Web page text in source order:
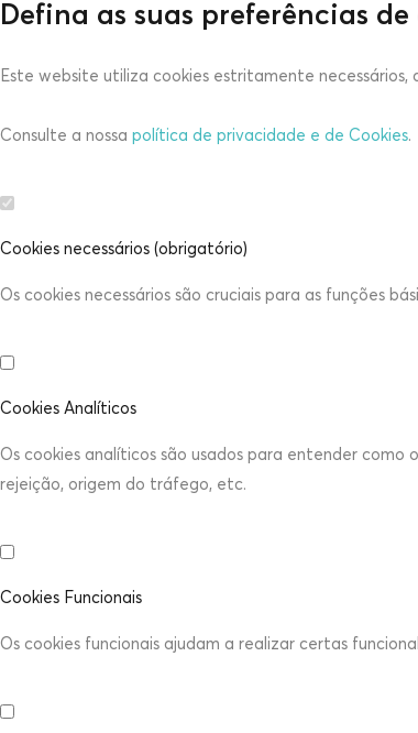
Defina as suas preferências
Este website utiliza cookies estritamente
Consulte a nossa política de privacidade e de Cookies.
Cookies necessários (obrigatório)
Os cookies necessários são cruciais para as funções
Cookies Analíticos
Os cookies analíticos são usados para entender
rejeição, origem do tráfego, etc.
Cookies Funcionais
Os cookies funcionais ajudam a realizar certas